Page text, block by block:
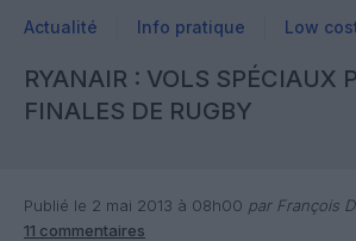
Actualité Info pratique Low
RYANAIR : VOLS SPÉCIAUX
FINALES DE RUGBY
Publié le 2 mai 2013 à 08h00 par François
11 commentaires